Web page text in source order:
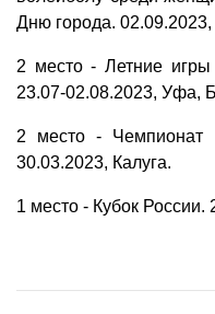
Дню города.
2 место - Летние
23.07-02.08.2023, Уфа,
2 место - Чемпионат
30.03.2023, Калуга.
1 место - Кубок России.